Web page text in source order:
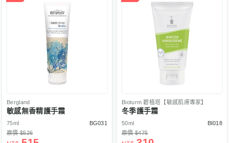
Bergland
敏感無香精護手霜
75ml
BG031
原價 $526
Bioturm 碧植塔【敏感肌膚專家】
冬季護手霜
50ml
BI018
原價 $475